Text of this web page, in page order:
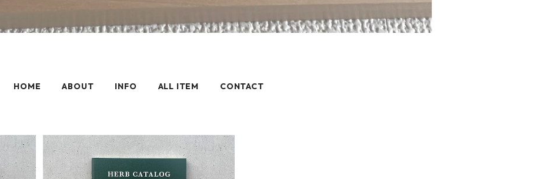
HOME ABOUT INFO ALL ITEM CONTACT